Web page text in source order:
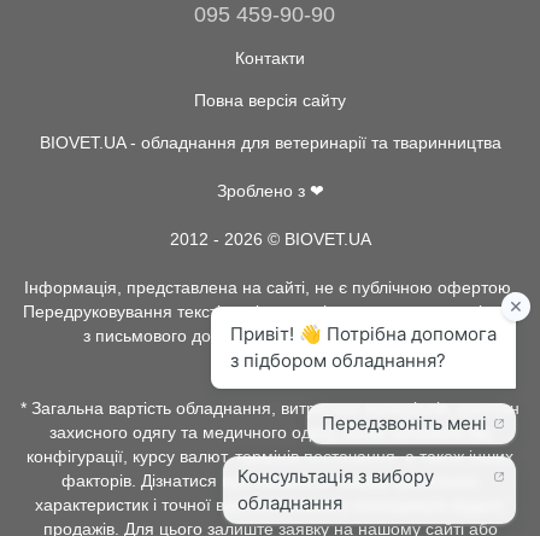
095 459-90-90
Контакти
Повна версія сайту
BIOVET.UA - обладнання для ветеринарії та тваринництва
Зроблено з ❤
2012 - 2026 © BIOVET.UA
Інформація, представлена на сайті, не є публічною офертою.
Передруковування текстів та інше копіювання, можливо тільки
з письмового дозволу адміністрації BIOVET.UA.
* Загальна вартість обладнання, витратних матеріалів, рентген
захисного одягу та медичного одягу, може залежати від
конфігурації, курсу валют, термінів постачання, а також інших
факторів. Дізнатися про наявність товару, детальних
характеристик і точної вартості можна у менеджерів відділу
продажів. Для цього залиште заявку на нашому сайті або